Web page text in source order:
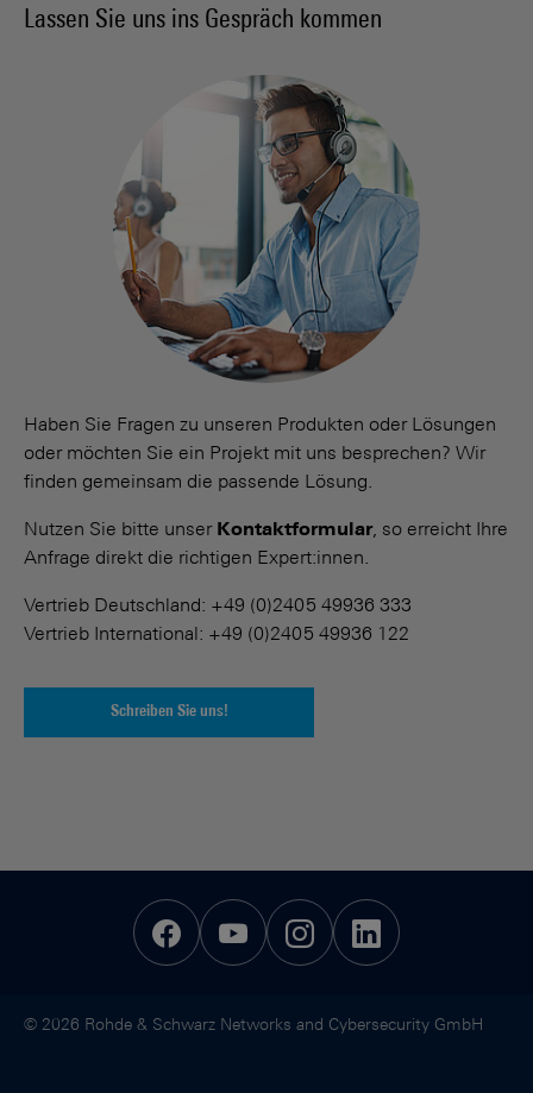
Lassen Sie uns ins Gespräch kommen
Haben Sie Fragen zu unseren Produkten oder Lösungen
oder möchten Sie ein Projekt mit uns besprechen? Wir
finden gemeinsam die passende Lösung.
Nutzen Sie bitte unser Kontaktformular, so erreicht Ihre
Anfrage direkt die richtigen Expert:innen.
Vertrieb Deutschland: +49 (0)2405 49936 333
Vertrieb International: +49 (0)2405 49936 122
Schreiben Sie uns!
© 2026 Rohde & Schwarz Networks and Cybersecurity GmbH